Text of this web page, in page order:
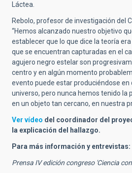
Láctea.
Rebolo, profesor de investigación del
“Hemos alcanzado nuestro objetivo
establecer que lo que dice la teoría
que se encuentran capturadas en el
agujero negro estelar son
centro y en algún momento
evento puede estar produciéndose en
universo, pero nunca hemos tenido la
en un objeto tan cercano, en nuestra
Ver vídeo del coordinador del
la explicación del hallazgo.
Para más información y entrevistas:
Prensa IV edición congreso 'Ciencia con